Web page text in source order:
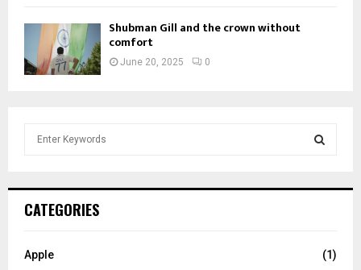
Shubman Gill and the crown without
comfort
June 20, 2025 0
h
o
CATEGORIES
Apple
(1)